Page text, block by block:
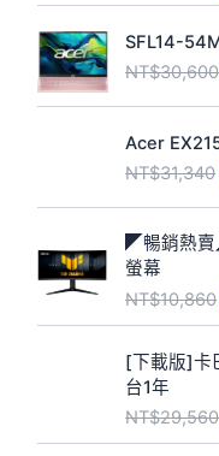
,
3
T
,
SFL14-
NT$30,600
Acer
NT$31,340
◤暢銷熱賣
螢幕
NT$10,860
[下載版]卡
台1年
NT$29,560